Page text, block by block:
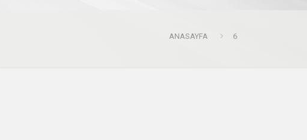
ANASAYFA 6